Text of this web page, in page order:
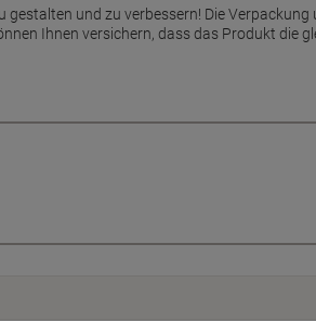
und zu verbessern! Die
Ihnen versichern, dass das Produkt die